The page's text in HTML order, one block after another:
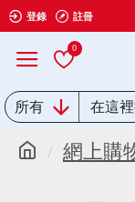
登錄 註冊
0
所有
網上購